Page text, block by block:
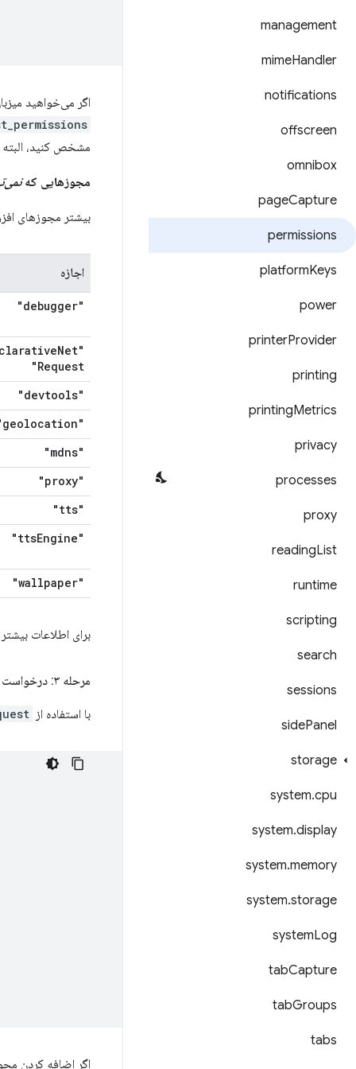
management
mimeHandler
notifications
offscreen
omnibox
pageCapture
permissions
platformKeys
power
printerProvider
printing
printingMetrics
privacy
processes
proxy
readingList
runtime
scripting
search
sessions
sidePanel
storage
system.cpu
system.display
system.memory
system.storage
systemLog
tabCapture
tabGroups
tabs
اگر می‌خواهید
مشخص کنید،
مجوزهایی که
بیشتر مجوزهای
اجازه
"debugger"
"declarative
Net
Request"
"devtools"
"geolocation"
"mdns"
"proxy"
"tts"
"tts
Engine"
"wallpaper"
برای اطلاعات
مرحله ۳: درخواست مجوزهای اختیاری
با استفاده از
اگر اضافه کردن